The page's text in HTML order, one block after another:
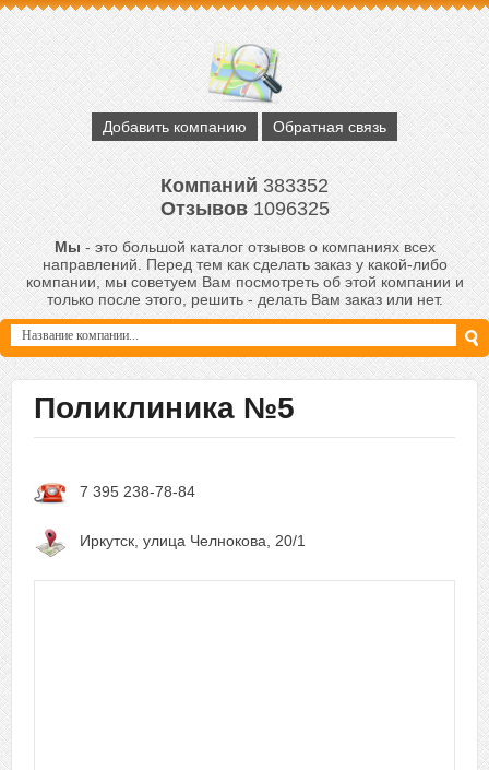
Добавить компанию Обратная связь
Компаний383352
Отзывов1096325
Мы- это большой каталог отзывов о компаниях всех
направлений. Перед тем как сделать заказ у какой-либо
компании, мы советуем Вам посмотреть об этой компании и
только после этого, решить - делать Вам заказ или нет.
Поликлиника №5
7 395 238-78-84
Иркутск, улица Челнокова, 20/1